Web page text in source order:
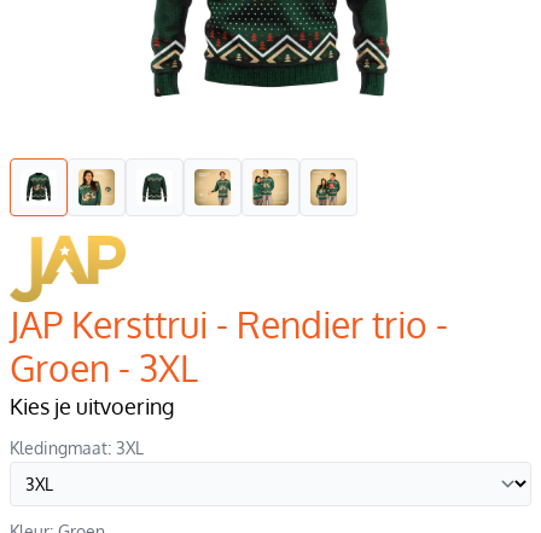
JAP Kersttrui - Rendier trio -
Groen - 3XL
Kies je uitvoering
Kledingmaat: 3XL